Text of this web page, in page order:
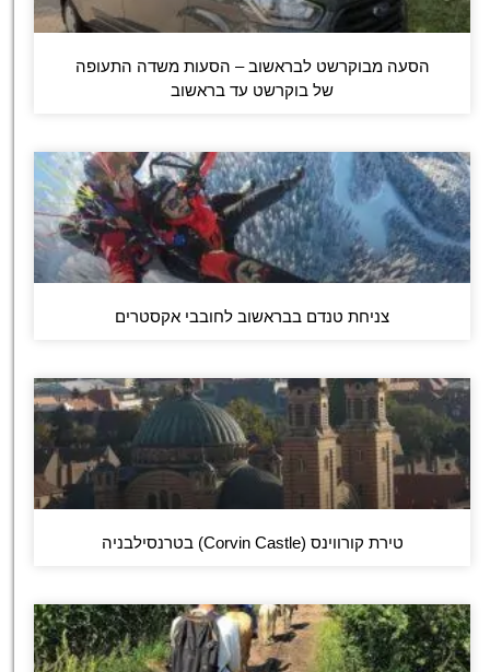
הסעה מבוקרשט לבראשוב – הסעות משדה התעופה
של בוקרשט עד בראשוב
צניחת טנדם בבראשוב לחובבי אקסטרים
טירת קורווינס (Corvin Castle) בטרנסילבניה